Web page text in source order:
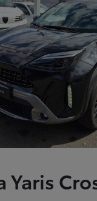
Yaris